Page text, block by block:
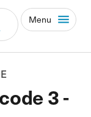
Menu
3 -